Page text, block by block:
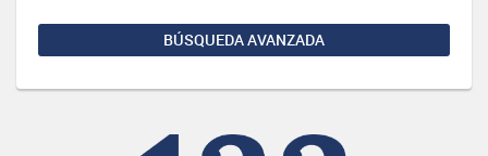
BÚSQUEDA AVANZADA